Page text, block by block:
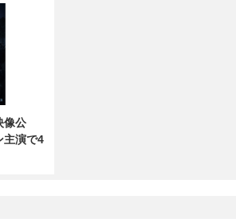
像公
主演で4